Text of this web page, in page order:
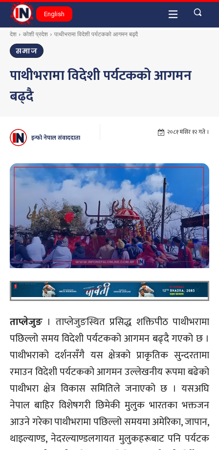
English
देश कोशी प्रदेश पाथीभरामा विदेशी पर्यटकको आगमन बढ्दै
समाज
पाथीभरामा विदेशी पर्यटकको आगमन
बढ्दै
इन्फो नेपाल संवाददाता
२०८१ मंसिर १२ गते ।
ताप्लेजुङ । ताप्लेजुङस्थित प्रसिद्ध शक्तिपीठ पाथीभरामा
पछिल्लो समय विदेशी पर्यटकको आगमन बढ्दै गएको छ ।
पाथीभराको दर्शनसँगै यस क्षेत्रको प्राकृतिक सुन्दरतामा
रमाउन विदेशी पर्यटकको आगमन उल्लेखनीय रूपमा बढेको
पाथीभरा क्षेत्र विकास समितिले जनाएको छ । यसअघि
नेपाल बाहिर विशेषगरी छिमेकी मुलुक भारतका भक्तजन
आउने गरेका पाथीभरामा पछिल्लो समयमा अमेरिका, जापान,
थाइल्याण्ड, नेदरल्याण्डलगायत मुलुकहरूबाट पनि पर्यटक